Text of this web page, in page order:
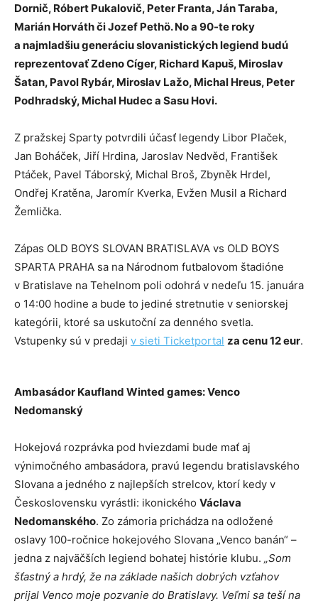
Dornič, Róbert Pukalovič, Peter Franta, Ján Taraba,
Marián Horváth či Jozef Pethö. No a 90-te roky
a najmladšiu generáciu slovanistických legiend budú
reprezentovať Zdeno Cíger, Richard Kapuš, Miroslav
Šatan, Pavol Rybár, Miroslav Lažo, Michal Hreus, Peter
Podhradský, Michal Hudec a Sasu Hovi.
Z pražskej Sparty potvrdili účasť legendy Libor Plaček,
Jan Boháček, Jiří Hrdina, Jaroslav Nedvěd, František
Ptáček, Pavel Táborský, Michal Broš, Zbyněk Hrdel,
Ondřej Kratěna, Jaromír Kverka, Evžen Musil a Richard
Žemlička.
Zápas OLD BOYS SLOVAN BRATISLAVA vs OLD BOYS
SPARTA PRAHA sa na Národnom futbalovom štadióne
v Bratislave na Tehelnom poli odohrá v nedeľu 15. januára
o 14:00 hodine a bude to jediné stretnutie v seniorskej
kategórii, ktoré sa uskutoční za denného svetla.
Vstupenky sú v predaji v sieti Ticketportal za cenu 12 eur.
Ambasádor Kaufland Winted games: Venco
Nedomanský
Hokejová rozprávka pod hviezdami bude mať aj
výnimočného ambasádora, pravú legendu bratislavského
Slovana a jedného z najlepších strelcov, ktorí kedy v
Československu vyrástli: ikonického Václava
Nedomanského. Zo zámoria prichádza na odložené
oslavy 100-ročnice hokejového Slovana „Venco banán“ –
jedna z najväčších legiend bohatej histórie klubu. „Som
šťastný a hrdý, že na základe našich dobrých vzťahov
prijal Venco moje pozvanie do Bratislavy. Veľmi sa teší na